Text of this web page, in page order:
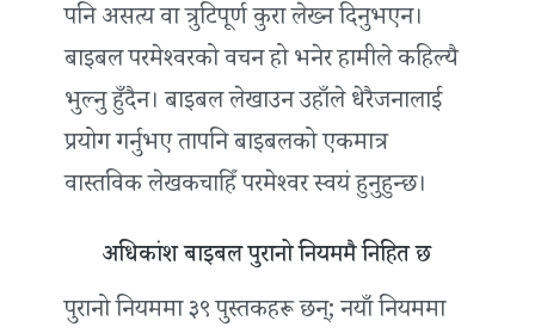
पनि असत्य वा त्रुटिपूर्ण कुरा लेख्न दिनुभएन।
बाइबल परमेश्‍वरको वचन हो भनेर हामीले कहिल्यै
भुल्नु हुँदैन। बाइबल लेखाउन उहाँले धेरैजनालाई
प्रयोग गर्नुभए तापनि बाइबलको एकमात्र
वास्तविक लेखकचाहिँ परमेश्‍वर स्वयं हुनुहुन्छ।
अधिकांश बाइबल पुरानो नियममै निहित छ
पुरानो नियममा ३९ पुस्तकहरू छन्; नयाँ नियममा